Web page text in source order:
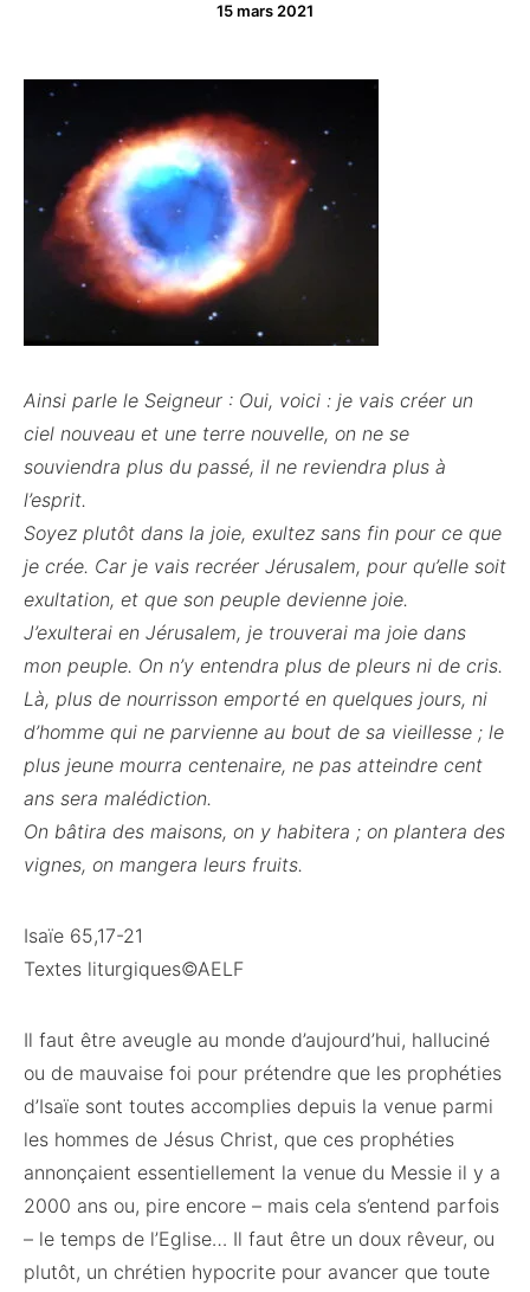
15 mars 2021
Ainsi parle le Seigneur : Oui, voici : je vais créer un
ciel nouveau et une terre nouvelle, on ne se
souviendra plus du passé, il ne reviendra plus à
l’esprit.
Soyez plutôt dans la joie, exultez sans fin pour ce que
je crée. Car je vais recréer Jérusalem, pour qu’elle soit
exultation, et que son peuple devienne joie.
J’exulterai en Jérusalem, je trouverai ma joie dans
mon peuple. On n’y entendra plus de pleurs ni de cris.
Là, plus de nourrisson emporté en quelques jours, ni
d’homme qui ne parvienne au bout de sa vieillesse ; le
plus jeune mourra centenaire, ne pas atteindre cent
ans sera malédiction.
On bâtira des maisons, on y habitera ; on plantera des
vignes, on mangera leurs fruits.
Isaïe 65,17-21
Textes liturgiques©AELF
Il faut être aveugle au monde d’aujourd’hui, halluciné
ou de mauvaise foi pour prétendre que les prophéties
d’Isaïe sont toutes accomplies depuis la venue parmi
les hommes de Jésus Christ, que ces prophéties
annonçaient essentiellement la venue du Messie il y a
2000 ans ou, pire encore – mais cela s’entend parfois
– le temps de l’Eglise… Il faut être un doux rêveur, ou
plutôt, un chrétien hypocrite pour avancer que toute